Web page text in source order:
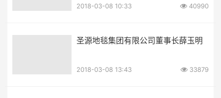
2018-03-08 10:33 40990
圣源地毯集团有限公司董事长薛玉明
2018-03-08 13:43 33879